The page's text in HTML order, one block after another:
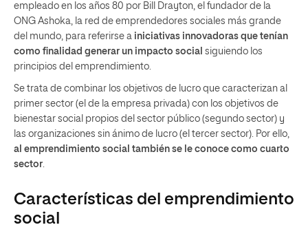
empleado en los años 80 por Bill Drayton, el fundador de la
ONG Ashoka, la red de emprendedores sociales más grande
del mundo, para referirse a iniciativas innovadoras que tenían
como finalidad generar un impacto social siguiendo los
principios del emprendimiento.
Se trata de combinar los objetivos de lucro que caracterizan al
primer sector (el de la empresa privada) con los objetivos de
bienestar social propios del sector público (segundo sector) y
las organizaciones sin ánimo de lucro (el tercer sector). Por ello,
al emprendimiento social también se le conoce como cuarto
sector
Características del emprendimiento
social